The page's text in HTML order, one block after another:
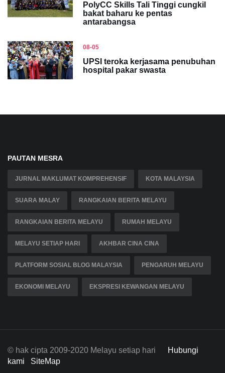
PolyCC Skills Tali Tinggi cungkil
bakat baharu ke pentas
antarabangsa
08-05
UPSI teroka kerjasama penubuhan
hospital pakar swasta
PAUTAN MESRA
JURNAL MAKLUMAT KOMPREHENSIF KOTA MALAYSIA
SUARA MALAY RANGKAIAN BERITA MELAYU
RANGKAIAN BERITA MELAYU RUMAH MELAYU
MELAYU SETIAP HARI AKHBAR CINA CINA
PLATFORM SOSIAL BLOG MALAYSIA PENGARUH MELAYU
EKONOMI MELAYU EKSPRESI KEWANGAN MELAYU
© hak cipta 2009-2020 Melayu setiap hari
Hubungi
kami
SiteMap